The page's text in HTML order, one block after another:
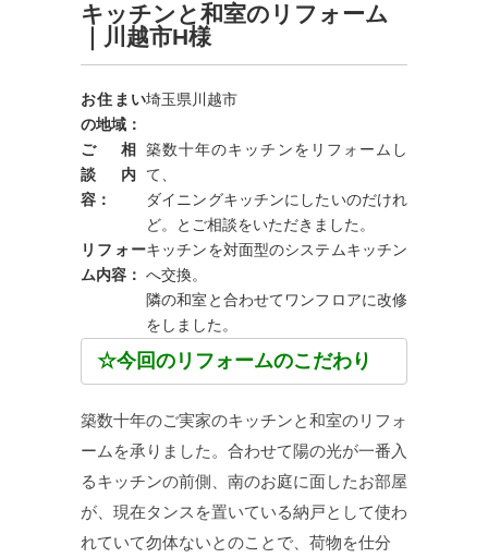
キッチンと和室のリフォーム
｜川越市H様
お住まい
の地域：
埼玉県川越市
ご 相
談 内
容：
築数十年のキッチンをリフォームし
て、
ダイニングキッチンにしたいのだけれ
ど。とご相談をいただきました。
リフォー
ム内容：
キッチンを対面型のシステムキッチン
へ交換。
隣の和室と合わせてワンフロアに改修
をしました。
☆今回のリフォームのこだわり
築数十年のご実家のキッチンと和室のリフォ
ームを承りました。合わせて陽の光が一番入
るキッチンの前側、南のお庭に面したお部屋
が、現在タンスを置いている納戸として使わ
れていて勿体ないとのことで、荷物を仕分